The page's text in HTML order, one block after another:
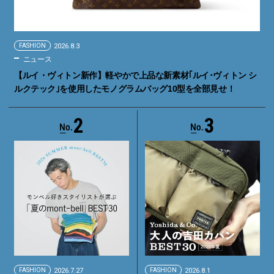
FASHION 2026.8.3
ニュース
【ルイ・ヴィトン新作】軽やかで上品な新素材｢ルイ･ヴィトン シ
ルクテック｣を使用したモノグラムバッグ10型を全部見せ！
2
FASHION 2026.7.27
3
FASHION 2026.8.1